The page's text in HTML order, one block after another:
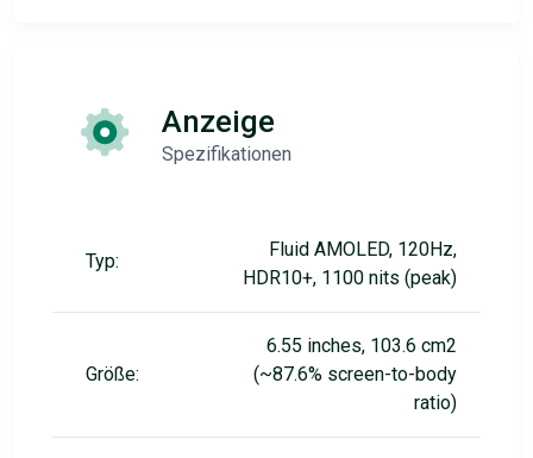
Anzeige
Spezifikationen
Typ:
Fluid AMOLED, 120Hz,
HDR10+, 1100 nits (peak)
Größe:
6.55 inches, 103.6 cm2
(~87.6% screen-to-body
ratio)